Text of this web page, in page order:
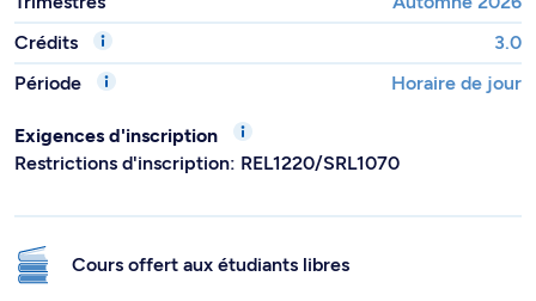
Crédits
3.0
Période
Horaire de jour
Exigences d'inscription
Restrictions d'inscription: REL1220/SRL1070
Cours offert aux étudiants libres